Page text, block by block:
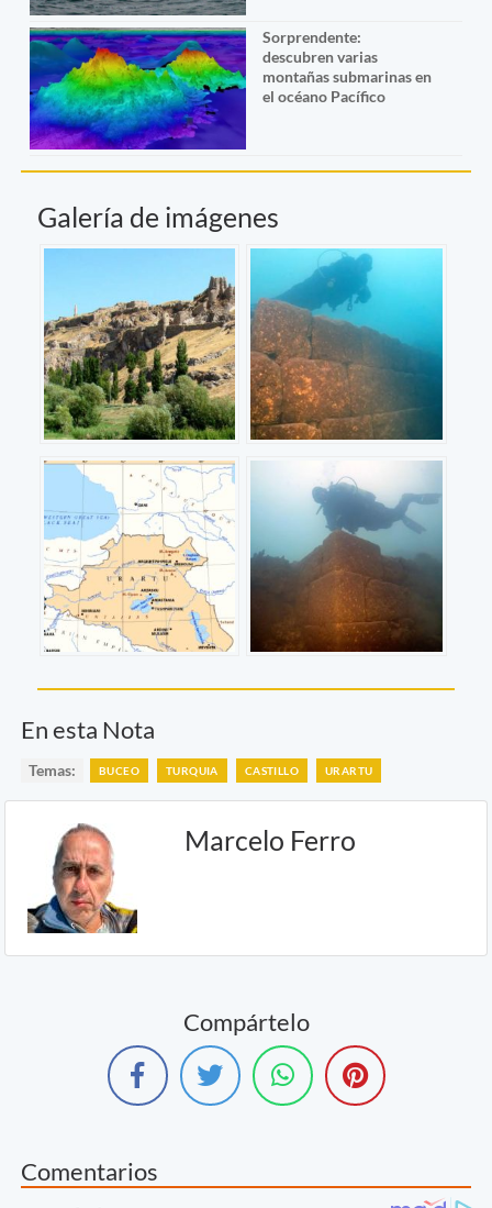
Sorprendente:
descubren varias
montañas submarinas en
el océano Pacífico
Galería de imágenes
En esta Nota
Temas: BUCEO TURQUIA CASTILLO URARTU
Marcelo Ferro
Compártelo
Comentarios